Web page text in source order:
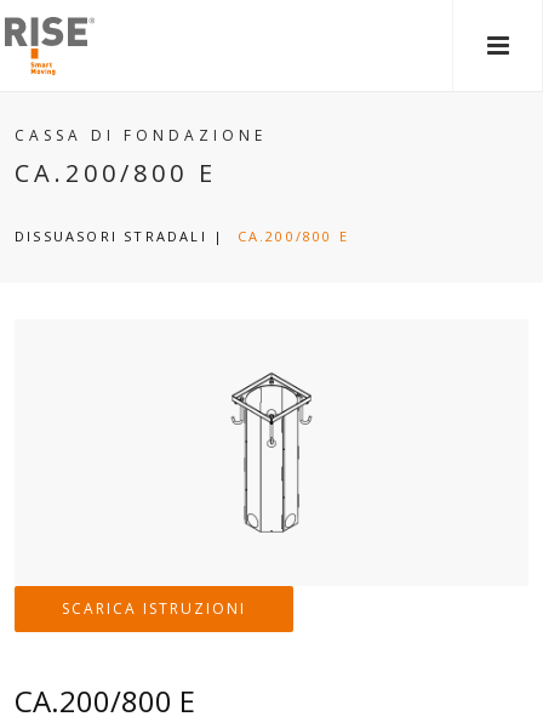
CASSA DI FONDAZIONE
CA.200/800 E
DISSUASORI STRADALI | CA.200/800 E
SCARICA ISTRUZIONI
CA.200/800 E